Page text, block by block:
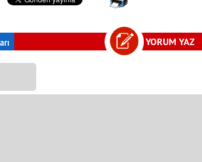
YORUM YAZ